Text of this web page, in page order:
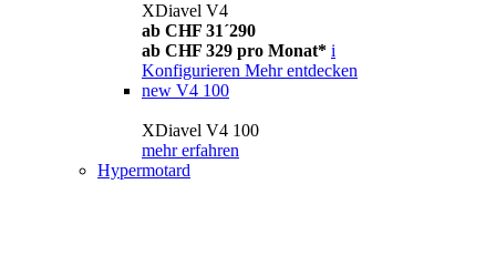
XDiavel V4
ab CHF 31´290
ab CHF 329 pro Monat* i
Konfigurieren Mehr entdecken
new V4 100
XDiavel V4 100
mehr erfahren
Hypermotard